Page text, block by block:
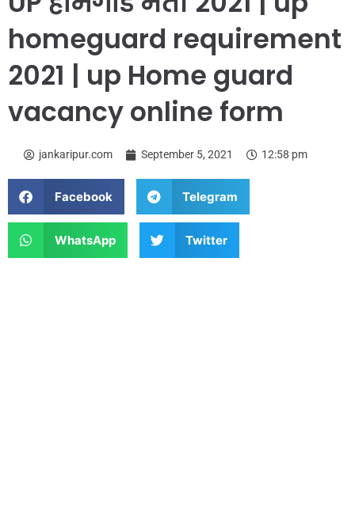
homeguard requirement
2021 | up Home guard
vacancy online form
jankaripur.com September 5, 2021 12:58 pm
Facebook Telegram
WhatsApp Twitter